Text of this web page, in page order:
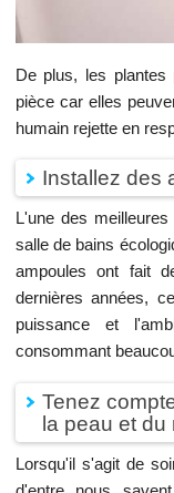
De plus, les plantes
pièce car elles
humain rejette en
Installez des
L'une des
salle de bains
ampoules ont fait
dernières années,
puissance et
consommant
Tenez
la peau et du
Lorsqu'il s'agit de